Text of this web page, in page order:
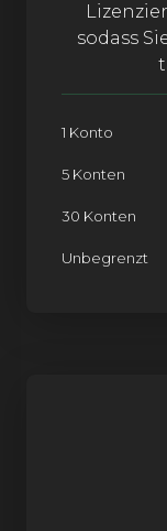
sodass
1 Konto
5 Konten
30 Konten
Unbegrenzt